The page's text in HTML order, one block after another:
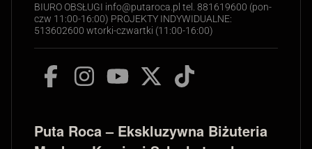
BIURO OBSŁUGI info@putaroca.pl tel. 881619600 (pon-
czw 11:00-16:00) PROJEKTY INDYWIDUALNE:
513602600 wtorki-czwartki (11:00-16:00)
Puta Roca – Ekskluzywna Biżuteria